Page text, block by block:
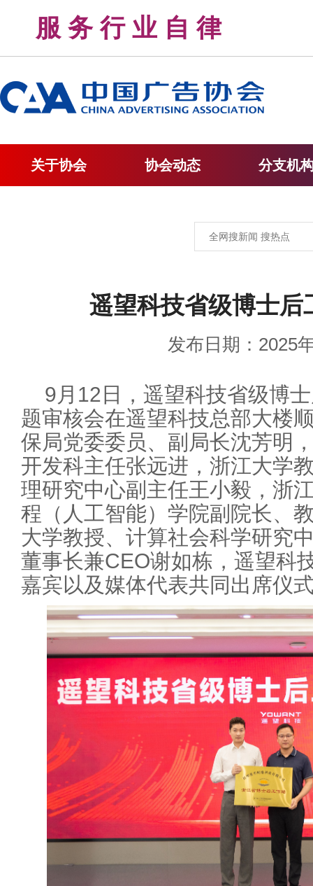
服 务 行 业 自 律
关于协会 协会动态 分支机
遥望科技省级博士后
发布日期：2025
9月12日，遥望科技省级博
题审核会在遥望科技总部大楼
保局党委委员、副局长沈芳明
开发科主任张远进，浙江大学
理研究中心副主任王小毅，浙
程（人工智能）学院副院长、
大学教授、计算社会科学研究
董事长兼CEO谢如栋，遥望科
嘉宾以及媒体代表共同出席仪